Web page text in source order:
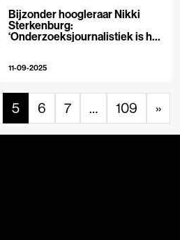
Bijzonder hoogleraar Nikki
Sterkenburg:
‘Onderzoeksjournalistiek is het
11-09-2025
5 6 7 … 109 »